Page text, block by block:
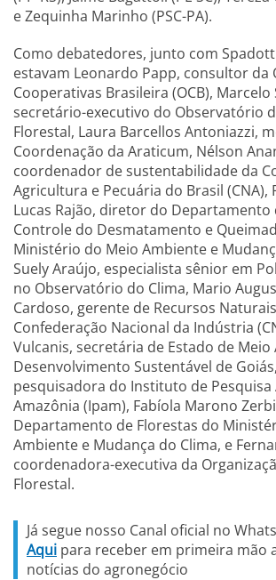
e Zequinha Marinho (PSC-PA).
Como debatedores, junto com
estavam Leonardo Papp, consultor da
Cooperativas Brasileira (OCB), Marcelo
secretário-executivo do Observatório
Florestal, Laura Barcellos Antoniazzi,
Coordenação da Araticum, Nélson
coordenador de sustentabilidade da
Agricultura e Pecuária do Brasil (CNA),
Lucas Rajão, diretor do Departamento
Controle do Desmatamento e
Ministério do Meio Ambiente e
Suely Araújo, especialista sênior em
no Observatório do Clima, Mario
Cardoso, gerente de Recursos
Confederação Nacional da Indústria
Vulcanis, secretária de Estado de
Desenvolvimento Sustentável de
pesquisadora do Instituto de Pesquisa
Amazônia (Ipam), Fabíola Marono
Departamento de Florestas do
Ambiente e Mudança do Clima, e
coordenadora-executiva da
Florestal.
Já segue nosso Canal oficial no
Aqui para receber em primeira mão
notícias do agronegócio